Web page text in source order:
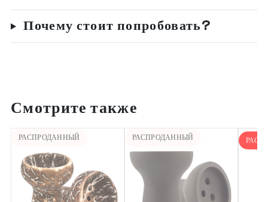
Почему стоит попробовать?
Смотрите также
РАСПРОДАННЫЙ РАСПРОДАННЫЙ